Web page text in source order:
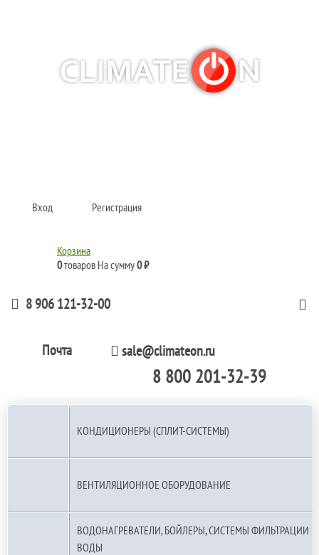
Вход Регистрация
Корзина
0товаров На сумму0 ₽
8 906 121-32-00
Почта sale@climateon.ru
8 800 201-32-39
КОНДИЦИОНЕРЫ (СПЛИТ-СИСТЕМЫ)
ВЕНТИЛЯЦИОННОЕ ОБОРУДОВАНИЕ
ВОДОНАГРЕВАТЕЛИ, БОЙЛЕРЫ, СИСТЕМЫ ФИЛЬТРАЦИИ
ВОДЫ